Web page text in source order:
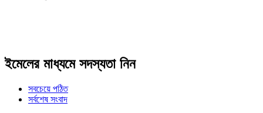
ইমেলের মাধ্যমে সদস্যতা নিন
সবচেয়ে পঠিত
সর্বশেষ সংবাদ